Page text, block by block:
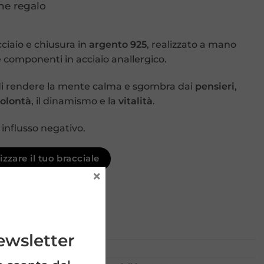
regalo
e chiusura in argento 925, realizzato a mano
componenti in acciaio anallergico.
rendere la mente calma e sgombra dai pensieri,
, il dinamismo e la vitalità.
negativo.
il tuo bracciale
×